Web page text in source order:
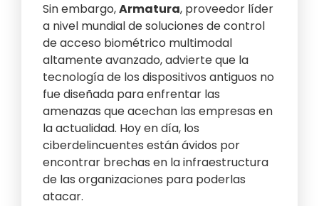
Sin embargo,Armatura, proveedor líder
a nivel mundial de soluciones de control
de acceso biométrico multimodal
altamente avanzado, advierte que la
tecnología de los dispositivos antiguos no
fue diseñada para enfrentar las
amenazas que acechan las empresas en
la actualidad. Hoy en día, los
ciberdelincuentes están ávidos por
encontrar brechas en la infraestructura
de las organizaciones para poderlas
atacar.